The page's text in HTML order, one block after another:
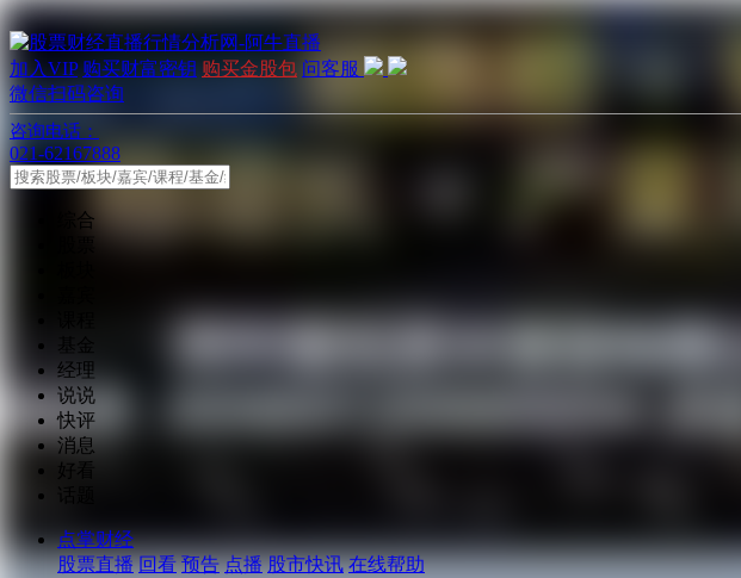
加入VIP 购买财富密钥 购买金股包 问客服
微信扫码咨询
咨询电话：
021-62167888
综合
经理
说说
快评
消息
好看
点掌财经
股票直播 回看 预告 点播 股市快讯 在线帮助